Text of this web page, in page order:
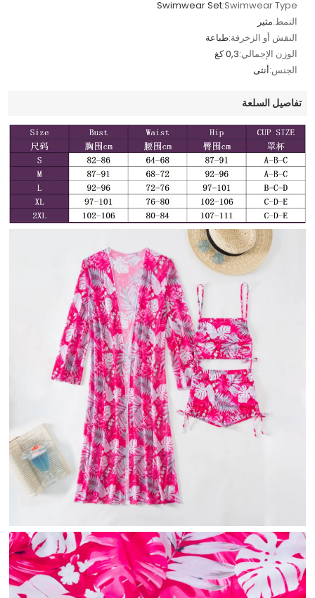
Swimwear Type:
Swimwear Set
النمط:مثير
النقش أو الزخرفة:طباعة
الوزن الإجمالي:0,3 كغ
الجنس:أنثى
تفاصيل السلعة